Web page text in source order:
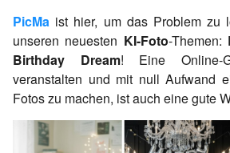
PicMa ist hier, um das Problem zu
unseren neuesten KI-Foto-Themen:
Birthday Dream! Eine Online-
veranstalten und mit null Aufwand
Fotos zu machen, ist auch eine gute